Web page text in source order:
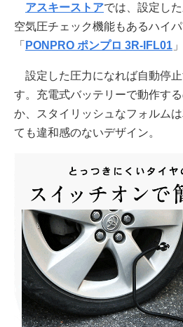
アスキーストアでは、設定し
空気圧チェック機能もあるハイ
「 PONPRO ポンプロ 3R-IFL01
設定した圧力になれば自動停
す。充電式バッテリーで動作す
か、スタイリッシュなフォルム
ても違和感のないデザイン。